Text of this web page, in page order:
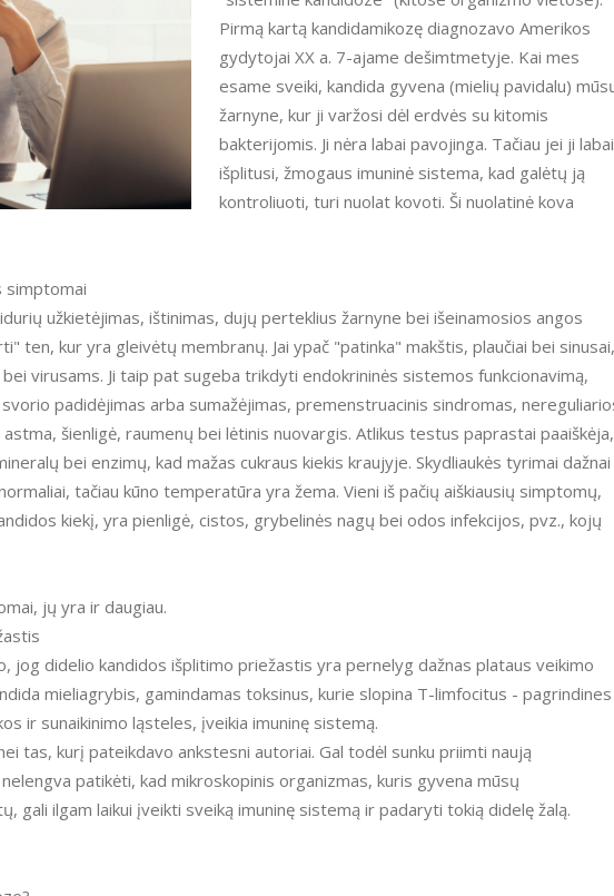
Pirmą kartą kandidamikozę diagnozavo Amerikos
gydytojai XX a. 7-ajame dešimtmetyje. Kai mes
esame sveiki, kandida gyvena (mielių pavidalu)
žarnyne, kur ji varžosi dėl erdvės su kitomis
bakterijomis. Ji nėra labai pavojinga. Tačiau jei ji labai
išplitusi, žmogaus imuninė sistema, kad galėtų ją
kontroliuoti, turi nuolat kovoti. Ši nuolatinė kova
simptomai
užkietėjimas, ištinimas, dujų perteklius žarnyne bei išeinamosios angos
ten, kur yra gleivėtų membranų. Jai ypač "patinka" makštis, plaučiai bei sinusai,
virusams. Ji taip pat sugeba trikdyti endokrininės sistemos funkcionavimą,
padidėjimas arba sumažėjimas, premenstruacinis sindromas,
šienligė, raumenų bei lėtinis nuovargis. Atlikus testus paprastai paaiškėja,
bei enzimų, kad mažas cukraus kiekis kraujyje. Skydliaukės tyrimai dažnai
tačiau kūno temperatūra yra žema. Vieni iš pačių aiškiausių simptomų,
kiekį, yra pienligė, cistos, grybelinės nagų bei odos infekcijos, pvz., kojų
jų yra ir daugiau.
jog didelio kandidos išplitimo priežastis yra pernelyg dažnas plataus veikimo
mieliagrybis, gamindamas toksinus, kurie slopina T-limfocitus - pagrindines
ir sunaikinimo ląsteles, įveikia imuninę sistemą.
tas, kurį pateikdavo ankstesni autoriai. Gal todėl sunku priimti naują
patikėti, kad mikroskopinis organizmas, kuris gyvena mūsų
gali ilgam laikui įveikti sveiką imuninę sistemą ir padaryti tokią didelę žalą.